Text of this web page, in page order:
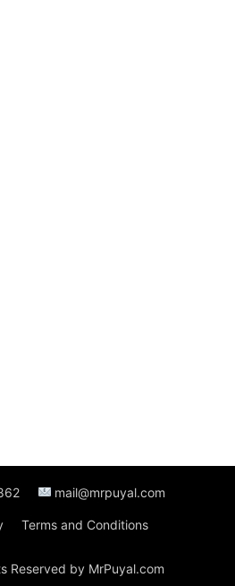
mail@mrpuyal.com
Terms and Conditions
Reserved by MrPuyal.com